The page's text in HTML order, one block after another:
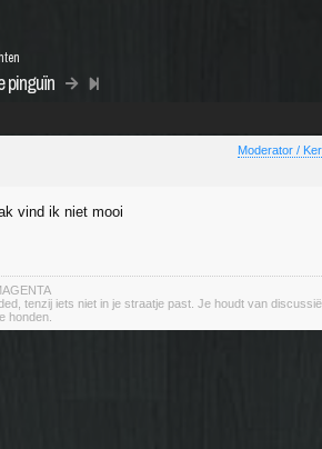
pinguïn
Moderator /
vind ik niet mooi
tenzij iets niet in je straatje past. Je houdt van
honden.